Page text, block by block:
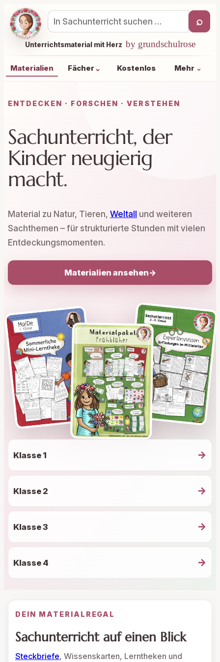
Materialsuche
⌕
Unterrichtsmaterial mit Herz by grundschulrose
Materialien Fächer ⌄ Kostenlos Mehr ⌄
ENTDECKEN · FORSCHEN · VERSTEHEN
Sachunterricht, der
Kinder neugierig
macht.
Material zu Natur, Tieren, Weltall und weiteren
Sachthemen – für strukturierte Stunden mit vielen
Entdeckungsmomenten.
Materialien ansehen→
Klasse 1 →
Klasse 2 →
Klasse 3 →
Klasse 4 →
DEIN MATERIALREGAL
Sachunterricht auf einen Blick
Steckbriefe, Wissenskarten, Lerntheken und